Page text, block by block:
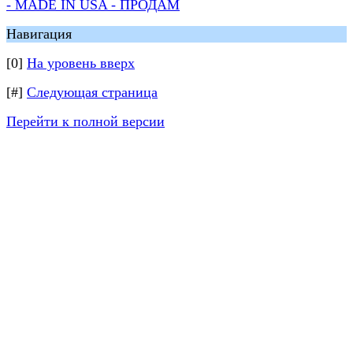
- MADE IN USA - ПРОДАМ
Навигация
[0] На уровень вверх
[#] Следующая страница
Перейти к полной версии